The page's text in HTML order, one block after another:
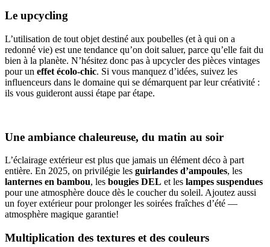
Le upcycling
L’utilisation de tout objet destiné aux poubelles (et à qui on a
redonné vie) est une tendance qu’on doit saluer, parce qu’elle fait du
bien à la planète. N’hésitez donc pas à upcycler des pièces vintages
pour un effet écolo-chic. Si vous manquez d’idées, suivez les
influenceurs dans le domaine qui se démarquent par leur créativité :
ils vous guideront aussi étape par étape.
Une ambiance chaleureuse, du matin au soir
L’éclairage extérieur est plus que jamais un élément déco à part
entière. En 2025, on privilégie les guirlandes d’ampoules, les
lanternes en bambou, les bougies DEL et les lampes suspendues
pour une atmosphère douce dès le coucher du soleil. Ajoutez aussi
un foyer extérieur pour prolonger les soirées fraîches d’été —
atmosphère magique garantie!
Multiplication des textures et des couleurs